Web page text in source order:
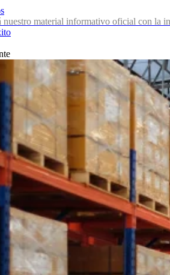
nuestro material informativo oficial con la